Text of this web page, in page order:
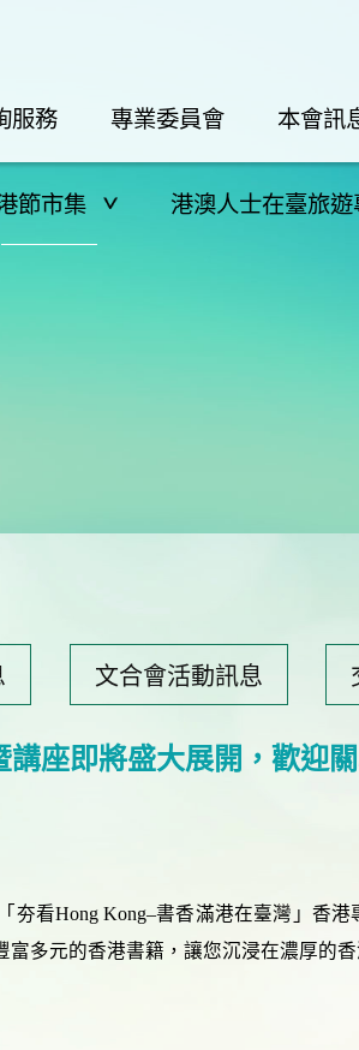
服務 專業委員會 本會訊
節市集 港澳人士在臺旅遊
文合會活動訊息
講座即將盛大展開，歡迎
看Hong Kong–書香滿港在臺灣」香
多元的香港書籍，讓您沉浸在濃厚的